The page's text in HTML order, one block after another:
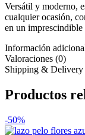
Versátil y moderno,
cualquier ocasión,
en un imprescindible
Información
Valoraciones (0)
Shipping & Delivery
Productos
-50%